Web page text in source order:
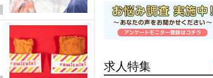
求人特集